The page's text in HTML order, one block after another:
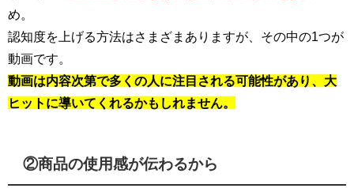
め。
認知度を上げる方法はさまざまありますが、その中の1つが
動画です。
動画は内容次第で多くの人に注目される可能性があり、大
ヒットに導いてくれるかもしれません。
②商品の使用感が伝わるから